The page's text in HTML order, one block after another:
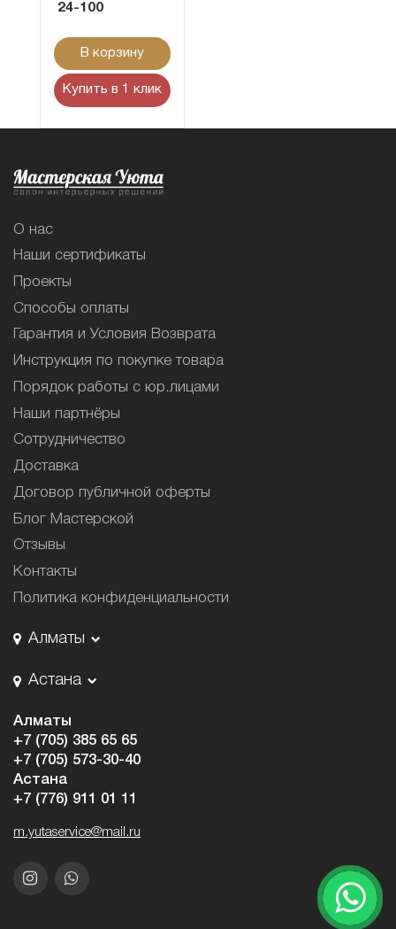
24-100
В корзину
Купить в 1 клик
О нас
Наши сертификаты
Проекты
Способы оплаты
Гарантия и Условия Возврата
Инструкция по покупке товара
Порядок работы с юр.лицами
Наши партнёры
Сотрудничество
Доставка
Договор публичной оферты
Блог Мастерской
Отзывы
Контакты
Политика конфиденциальности
Алматы
Астана
Алматы
+7 (705) 385 65 65
+7 (705) 573-30-40
Астана
+7 (776) 911 01 11
m.yutaservice@mail.ru